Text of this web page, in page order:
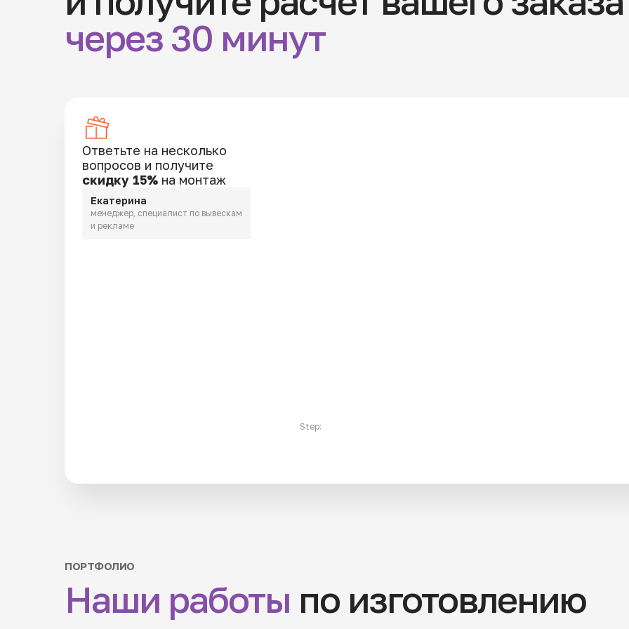
через 30 минут
Ответьте на несколько
вопросов и получите
скидку 15% на монтаж
Екатерина
менеджер, специалист по вывескам
и рекламе
Step:
ПОРТФОЛИО
Наши работы по изготовлению